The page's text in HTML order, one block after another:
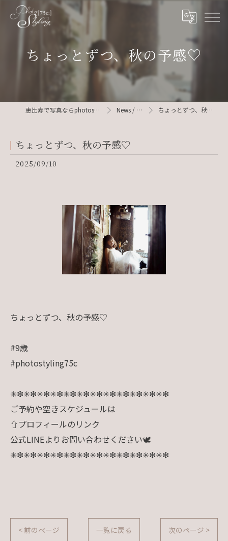
ちょっとずつ、秋の予感♡
恵比寿で写真ならphotostyling75c News / Blog ちょっとずつ、秋の予感♡
ちょっとずつ、秋の予感♡
2025/09/10
ちょっとずつ、秋の予感♡
#9歳
#photostyling75c
✳︎❇︎✳︎❇︎✳︎❇︎✳︎❇︎✳︎❇︎✳︎❇︎✳︎❇︎✳︎❇︎✳︎❇︎✳︎❇︎✳︎❇︎✳︎❇︎
ご予約や空きスケジュールは
⇧プロフィールのリンク
公式LINEよりお問い合わせください🕊️
✳︎❇︎✳︎❇︎✳︎❇︎✳︎❇︎✳︎❇︎✳︎❇︎✳︎❇︎✳︎❇︎✳︎❇︎✳︎❇︎✳︎❇︎✳︎❇︎
< 前のページ 一覧に戻る 次のページ >